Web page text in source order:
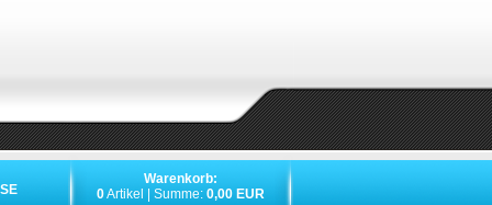
Warenkorb:
0Artikel | Summe: 0,00 EUR